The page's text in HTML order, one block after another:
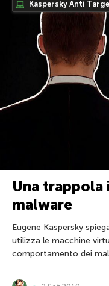
Kaspersky Anti
Una
malware
Eugene Kaspersky
utilizza le macchine
comportamento dei